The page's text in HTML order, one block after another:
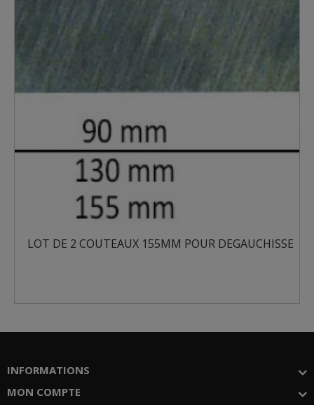
155MM POUR DEGAUCHISSE LOT DE 2
INFORMATIONS
MON COMPTE